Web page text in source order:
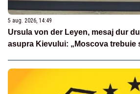
5 aug. 2026, 14:49
Ursula von der Leyen, mesaj dur
asupra Kievului: „Moscova trebuie